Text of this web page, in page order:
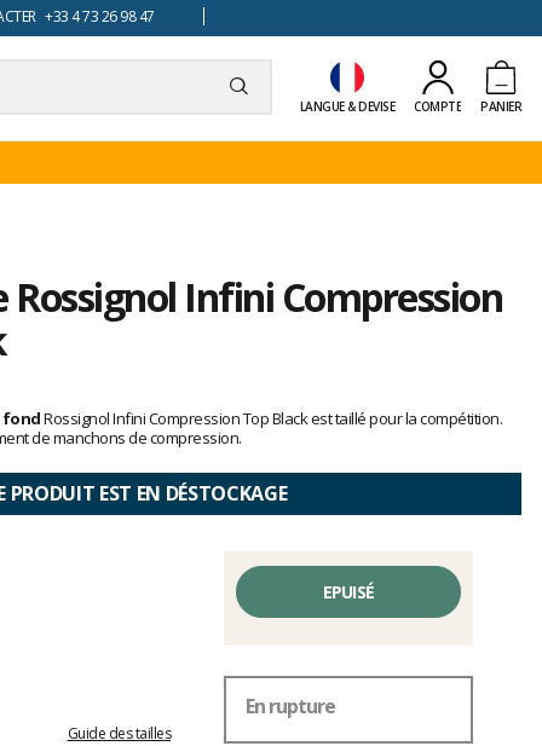
+33 4 73 26 98 47
LANGUE & DEVISE COMPTE PANIER
Infini Compression
fondRossignol Infini Compression Top Black est taillé pour la compétition.
de manchons de compression.
PRODUIT EST EN DÉSTOCKAGE
Guide des tailles
EPUISÉ
En rupture